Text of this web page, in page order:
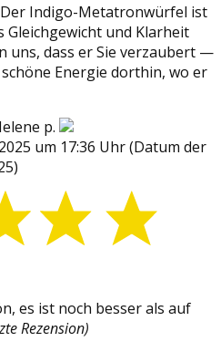
Der Indigo-Metatronwürfel ist
Gleichgewicht und Klarheit
uns, dass er Sie verzaubert —
Energie dorthin, wo er
p.
um 17:36 Uhr(Datum der
es ist noch besser als auf
Rezension)